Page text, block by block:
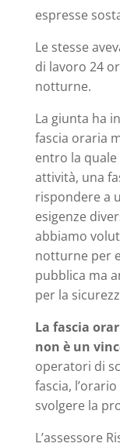
espresse
Le stesse
di lavoro 24
notturne.
La giunta ha
fascia oraria
entro la
attività, una
rispondere a
esigenze
abbiamo
notturne per
pubblica ma
per la
La fascia
non è un
operatori di
fascia,
svolgere la
L’assessore